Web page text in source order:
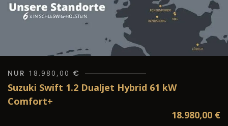
NUR 18.980,00 €
Suzuki Swift 1.2 Dualjet Hybrid 61 kW
Comfort+
18.980,00 €